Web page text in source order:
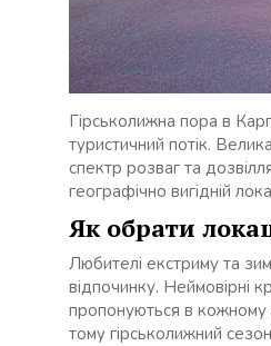
Гірськолижна пора в
туристичний потік.
спектр розваг та
географічно вигідній
Як обрати
Любителі екстриму та
відпочинку. Неймовірні
пропонуються в кожному
тому гірськолижний